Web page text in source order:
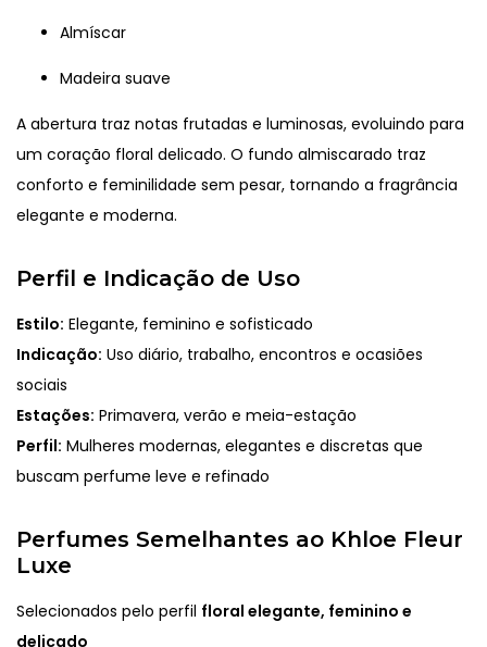
Almíscar
Madeira suave
A abertura traz notas frutadas e luminosas, evoluindo para
um coração floral delicado. O fundo almiscarado traz
conforto e feminilidade sem pesar, tornando a fragrância
elegante e moderna.
Perfil e Indicação de Uso
Estilo: Elegante, feminino e sofisticado
Indicação: Uso diário, trabalho, encontros e ocasiões
sociais
Estações: Primavera, verão e meia-estação
Perfil: Mulheres modernas, elegantes e discretas que
buscam perfume leve e refinado
Perfumes Semelhantes ao Khloe Fleur
Luxe
Selecionados pelo perfil floral elegante, feminino e
delicado